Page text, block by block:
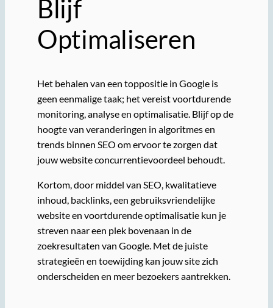
Blijf
Optimaliseren
Het behalen van een toppositie in Google is
geen eenmalige taak; het vereist voortdurende
monitoring, analyse en optimalisatie. Blijf op de
hoogte van veranderingen in algoritmes en
trends binnen SEO om ervoor te zorgen dat
jouw website concurrentievoordeel behoudt.
Kortom, door middel van SEO, kwalitatieve
inhoud, backlinks, een gebruiksvriendelijke
website en voortdurende optimalisatie kun je
streven naar een plek bovenaan in de
zoekresultaten van Google. Met de juiste
strategieën en toewijding kan jouw site zich
onderscheiden en meer bezoekers aantrekken.